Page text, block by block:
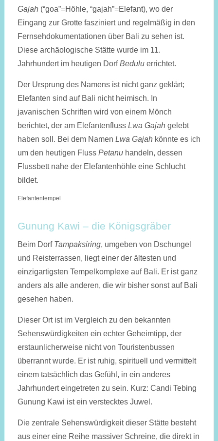
Gajah(“goa”=Höhle, “gajah”=Elefant), wo der
Eingang zur Grotte fasziniert und regelmäßig in den
Fernsehdokumentationen über Bali zu sehen ist.
Diese archäologische Stätte wurde im 11.
Jahrhundert im heutigen DorfBeduluerrichtet.
Der Ursprung des Namens ist nicht ganz geklärt;
Elefanten sind auf Bali nicht heimisch. In
javanischen Schriften wird von einem Mönch
berichtet, der am Elefantenfluss Lwa Gajahgelebt
haben soll. Bei dem Namen Lwa Gajahkönnte es ich
um den heutigen Fluss Petanuhandeln, dessen
Flussbett nahe der Elefantenhöhle eine Schlucht
bildet.
Elefantentempel
Gunung Kawi – die Königsgräber
Beim Dorf Tampaksiring, umgeben von Dschungel
und Reisterrassen, liegt einer der ältesten und
einzigartigsten Tempelkomplexe auf Bali. Er ist ganz
anders als alle anderen, die wir bisher sonst auf Bali
gesehen haben.
Dieser Ort ist im Vergleich zu den bekannten
Sehenswürdigkeiten ein echter Geheimtipp, der
erstaunlicherweise nicht von Touristenbussen
überrannt wurde. Er ist ruhig, spirituell und vermittelt
einem tatsächlich das Gefühl, in ein anderes
Jahrhundert eingetreten zu sein. Kurz: Candi Tebing
Gunung Kawi ist ein verstecktes Juwel.
Die zentrale Sehenswürdigkeit dieser Stätte besteht
aus einer eine Reihe massiver Schreine, die direkt in